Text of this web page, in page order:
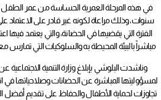
سنوات، وذلك مراعاة لكونه غير قادر على الاعتماد
الفترة التي يقضيها في الحضانة، والتي يعتمد فيها
مباشراً بالبيئة المحيطة به والسلوكيات التي تمارس
وناشدت البلوشي بإبلاغ وزارة التنمية
لمسؤوليتها المباشرة عن الحضانات وصلاحياتها في
تجاوزات لحماية الأطفال والحفاظ على تقديم أفضل